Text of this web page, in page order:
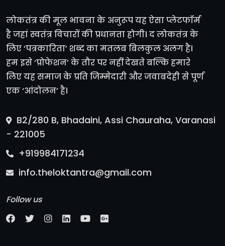
लोकतंत्र की मूल भावना के अनुरूप यह ऐसा प्लेटफॉर्म
है जहां स्वतंत्र विचारों की प्रधानता होगी। द लोकतंत्र के
लिए ‘पत्रकारिता’ शब्द का मतलब बिलकुल अलग है।
हम इसे ‘प्रोफेशन’ के तौर पर नहीं देखते बल्कि हमारे
लिए यह समाज के प्रति जिम्मेदारी और जवाबदेही से पूर्ण
एक ‘आंदोलन’ है।
B2/280 B, Bhadaini, Assi Chauraha, Varanasi
- 221005
+919984171234
info.theloktantra@gmail.com
Follow us